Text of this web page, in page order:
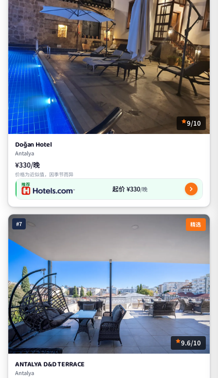
9/10
Doğan Hotel
Antalya
¥330/晚
价格为近似值，因季节而异
推荐 起价 ¥330/晚
#7 精选
9.6/10
ANTALYA D&D TERRACE
Antalya